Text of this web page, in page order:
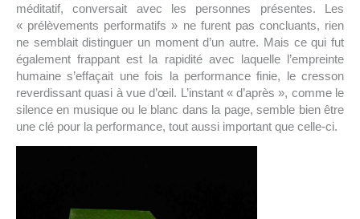
méditatif, conversait avec les personnes présentes. Les
« prélèvements performatifs » ne furent pas concluants, rien
ne semblait distinguer un moment d’un autre. Mais ce qui fut
également frappant est la rapidité avec laquelle l’empreinte
humaine s’effaçait une fois la performance finie, le cresson
reverdissant quasi à vue d’œil. L’instant « d’après », comme le
silence en musique ou le blanc dans la page, semble bien être
une clé pour la performance, tout aussi important que celle-ci.